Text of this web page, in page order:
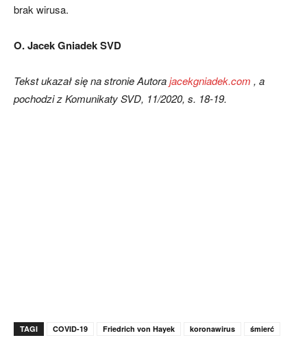
brak wirusa.
O. Jacek Gniadek SVD
Tekst ukazał się na stronie Autorajacekgniadek.com , a
pochodzi z Komunikaty SVD, 11/2020, s. 18-19.
TAGI COVID-19 Friedrich von Hayek koronawirus śmierć